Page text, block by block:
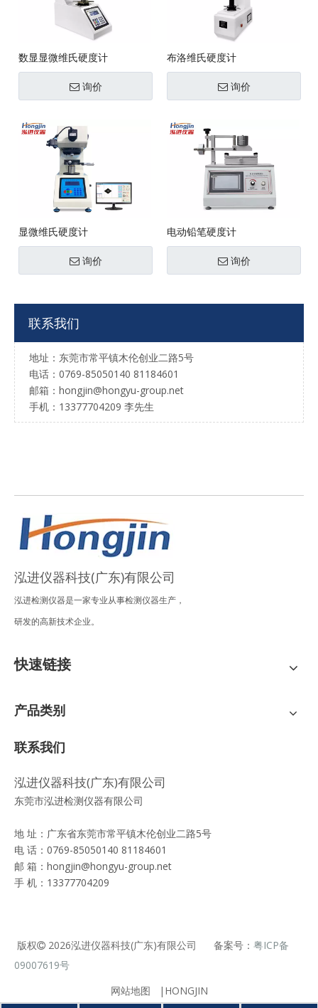
数显显微维氏硬度计
询价
布洛维氏硬度计
询价
显微维氏硬度计
询价
电动铅笔硬度计
询价
联系我们
地址：东莞市常平镇木伦创业二路5号
电话：0769-85050140 81184601
邮箱：hongjin@hongyu-group.net
手机：13377704209 李先生
泓进仪器科技(广东)有限公司
泓进检测仪器是一家专业从事检测仪器生产，
研发的高新技术企业。
快速链接
产品类别
联系我们
泓进仪器科技(广东)有限公司
东莞市泓进检测仪器有限公司
地 址：广东省东莞市常平镇木伦创业二路5号
电 话：0769-85050140 81184601
邮 箱： hongjin@hongyu-group.net
手 机：13377704209
版权 2026泓进仪器科技(广东)有限公司 备案号： 粤ICP备
09007619号
网站地图 |HONGJIN